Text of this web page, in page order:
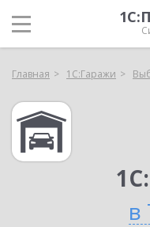
Главная 1С:Гаражи
в